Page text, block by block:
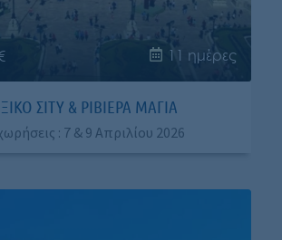
11 ημέρες
ΣΊΤΥ & ΡΙΒΙΈΡΑ ΜΆΓΙΑ
: 7 & 9 Απριλίου 2026